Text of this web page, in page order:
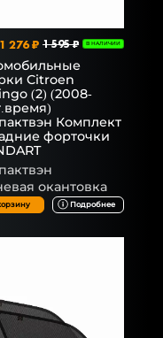
1 276 ₽ 1 595 ₽ В НАЛИЧИИ
Citroen
(2) (2008-
Комплект
форточки
окантовка
Подробнее